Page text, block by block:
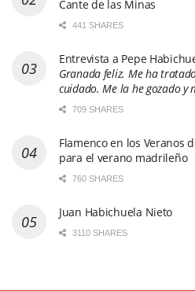
Cante de las Minas
441 SHARES
Entrevista a Pepe
Granada feliz. Me ha
cuidado. Me la he gozado y
709 SHARES
Flamenco en los Veranos
para el verano madrileño
760 SHARES
Juan Habichuela Nieto
3110 SHARES